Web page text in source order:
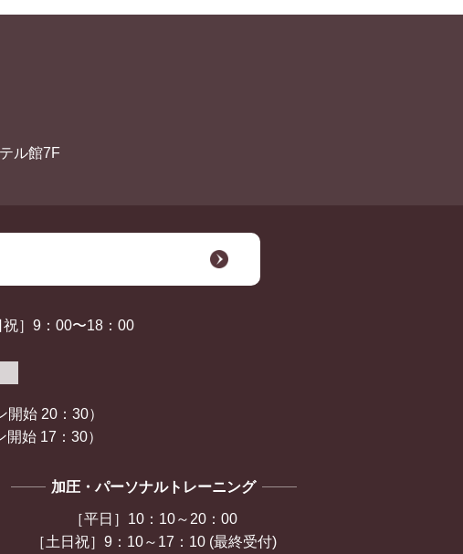
ル館7F
祝］9：00〜18：00
開始 20：30）
始 17：30）
加圧・パーソナルトレーニング
［平日］10：10～20：00
［土日祝］9：10～17：10 (最終受付)